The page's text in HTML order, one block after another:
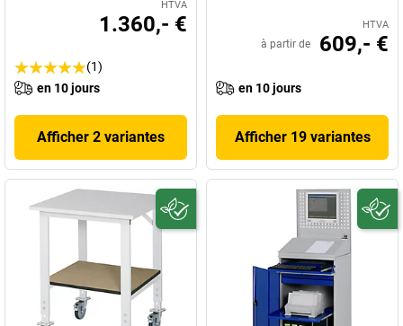
HTVA
1.360,- €
(1)
en 10 jours
Afficher 2 variantes
HTVA
à partir de 609,- €
en 10 jours
Afficher 19 variantes